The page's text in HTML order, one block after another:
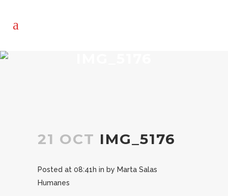
21 OCT IMG_5176
Posted at 08:41h in by Marta Salas
Humanes